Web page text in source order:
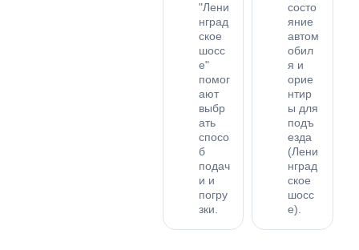
"Лени
нград
ское
шосс
е"
помог
ают
выбр
ать
спосо
б
подач
и и
погру
зки.
состо
яние
автом
обил
я и
орие
нтир
ы для
подъ
езда
(Лени
нград
ское
шосс
е).